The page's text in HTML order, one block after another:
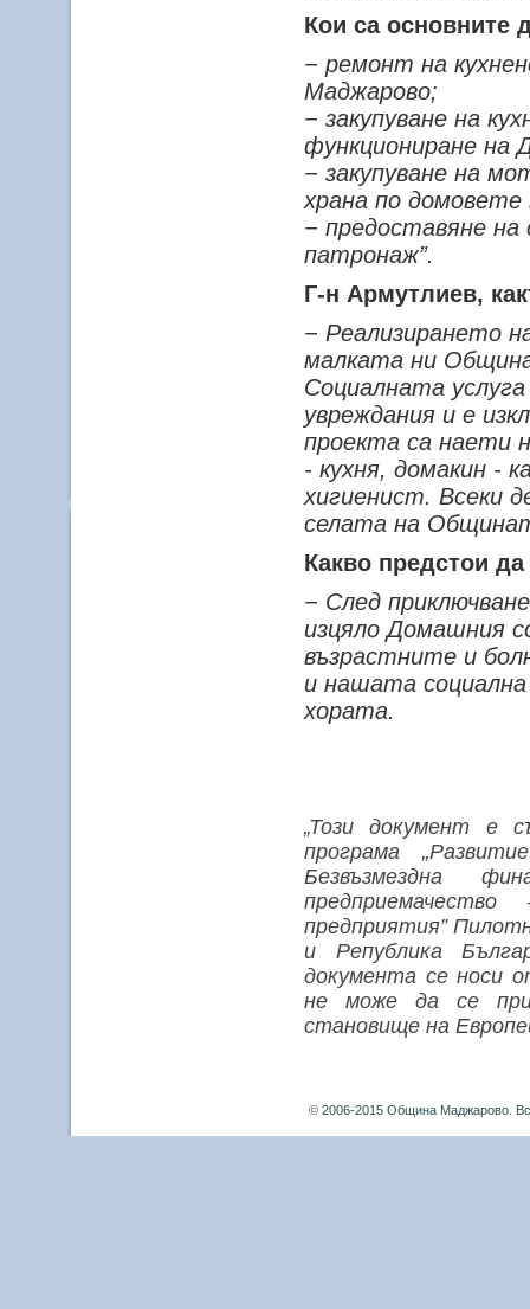
Кои са основните
− ремонт на
Маджарово;
− закупуване на
функциониране на
− закупуване на
храна по
− предоставяне на
патронаж”.
Г-н Армутлиев,
− Реализирането
малката ни
Социалната
увреждания и е
проекта са наети
- кухня, домакин -
хигиенист. Всеки
селата на
Какво предстои
− След
изцяло Домашния
възрастните и
и нашата
хората.
„Този документ е
програма
Безвъзмездна
предприятия”
и Република
документа се носи
не може да се
становище на
© 2006-2015 Община Маджарово.